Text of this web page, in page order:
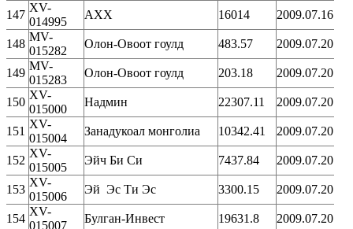
147
XV-
014995
АХХ 16014 2009.07.16
148
MV-
015282
Олон-Овоот гоулд 483.57 2009.07.20
149
MV-
015283
Олон-Овоот гоулд 203.18 2009.07.20
150
XV-
015000
Надмин 22307.11 2009.07.20
151
XV-
015004
Занадукоал монголиа 10342.41 2009.07.20
152
XV-
015005
Эйч Би Си 7437.84 2009.07.20
153
XV-
015006
Эй Эс Ти Эс 3300.15 2009.07.20
154
XV-
015007
Булган-Инвест 19631.8 2009.07.20